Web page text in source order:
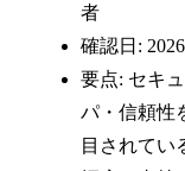
者
確認日:
要点: セキ
パ・信頼性
目されてい